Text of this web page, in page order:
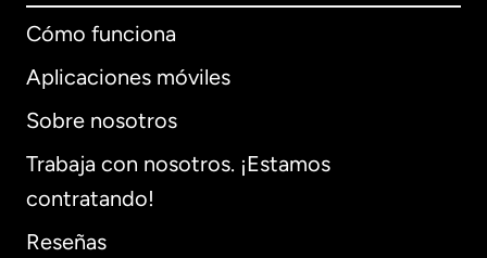
Cómo funciona
Aplicaciones móviles
Sobre nosotros
Trabaja con nosotros. ¡Estamos
contratando!
Reseñas